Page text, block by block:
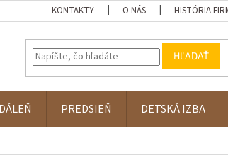
KONTAKTY O NÁS HISTÓRIA
HĽADAŤ
PREDSIEŇ DETSKÁ IZBA